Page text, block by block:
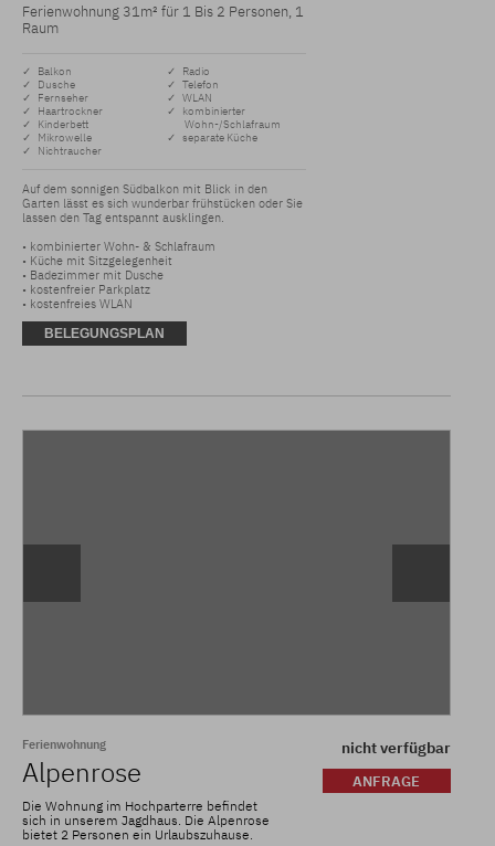
Ferienwohnung 31m² für 1 Bis 2 Personen, 1
Raum
✓ Balkon
✓ Dusche
✓ Fernseher
✓ Haartrockner
✓ Kinderbett
✓ Mikrowelle
✓ Nichtraucher
✓ Radio
✓ Telefon
✓ WLAN
✓ kombinierter
Wohn-/Schlafraum
✓ separate Küche
Auf dem sonnigen Südbalkon mit Blick in den
Garten lässt es sich wunderbar frühstücken oder Sie
lassen den Tag entspannt ausklingen.
• kombinierter Wohn- & Schlafraum
• Küche mit Sitzgelegenheit
• Badezimmer mit Dusche
• kostenfreier Parkplatz
• kostenfreies WLAN
BELEGUNGSPLAN
Ferienwohnung
Alpenrose
Die Wohnung im Hochparterre befindet
sich in unserem Jagdhaus. Die Alpenrose
bietet 2 Personen ein Urlaubszuhause.
nicht verfügbar
ANFRAGE